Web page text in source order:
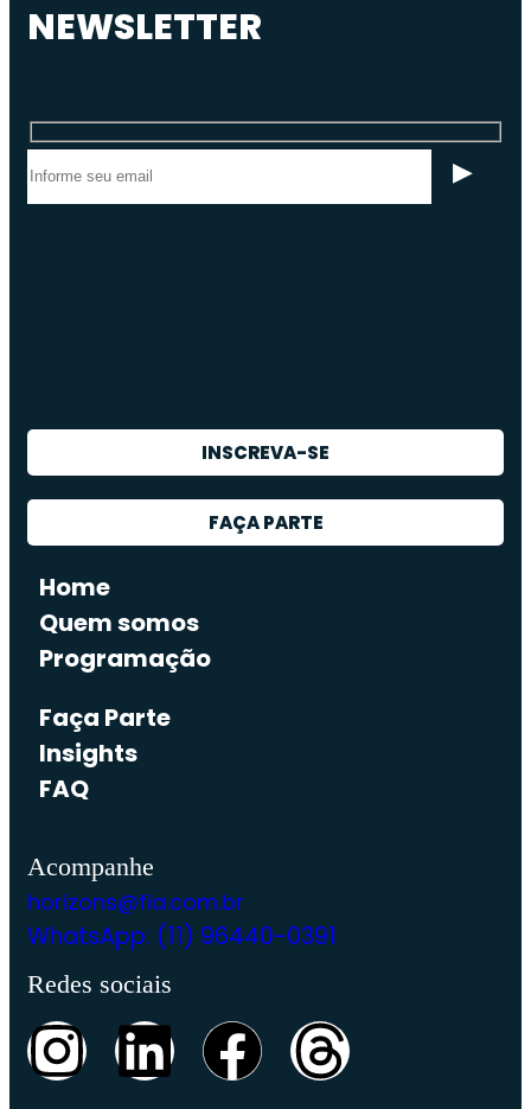
NEWSLETTER
INSCREVA-SE
FAÇA PARTE
Home
Quem somos
Programação
Faça Parte
Insights
FAQ
Acompanhe
horizons@fia.com.br
WhatsApp: (11) 96440-0391
Redes sociais